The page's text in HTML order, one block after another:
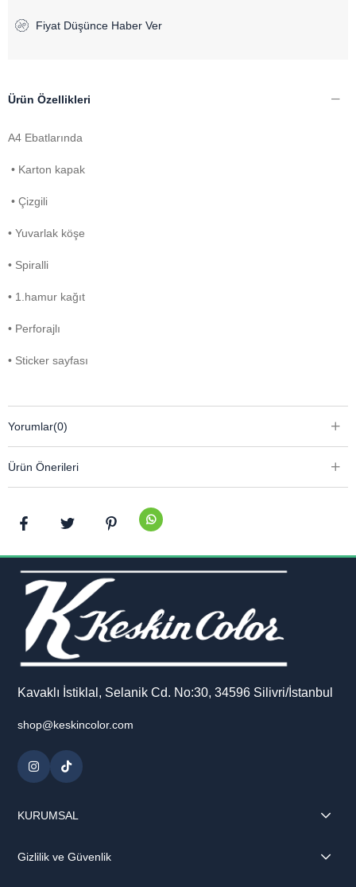
Fiyat Düşünce Haber Ver
Ürün Özellikleri
A4 Ebatlarında
• Karton kapak
• Çizgili
• Yuvarlak köşe
• Spiralli
• 1.hamur kağıt
• Perforajlı
• Sticker sayfası
Yorumlar(0)
Ürün Önerileri
Kavaklı İstiklal, Selanik Cd. No:30, 34596 Silivri/İstanbul
shop@keskincolor.com
KURUMSAL
Gizlilik ve Güvenlik